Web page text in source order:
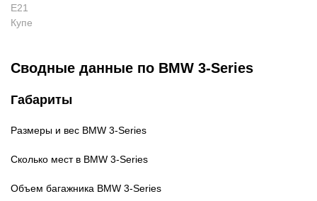
E21
Купе
Сводные данные по BMW 3-Series
Габариты
Размеры и вес BMW 3-Series
Сколько мест в BMW 3-Series
Объем багажника BMW 3-Series